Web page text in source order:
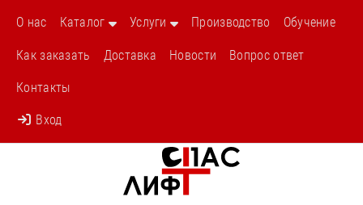
О нас Каталог Услуги Производство Обучение
Как заказать Доставка Новости Вопрос ответ
Контакты
Вход